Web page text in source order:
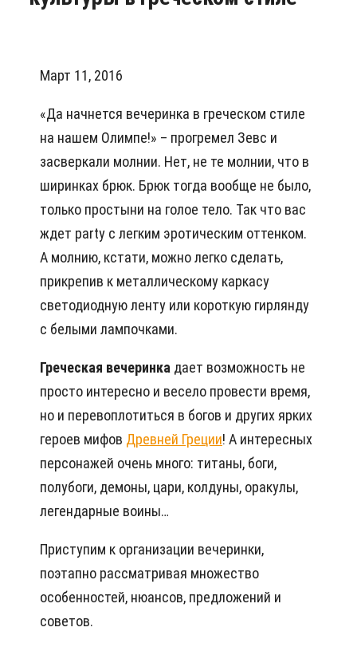
Март 11, 2016
«Да начнется вечеринка в греческом стиле
на нашем Олимпе!» – прогремел Зевс и
засверкали молнии. Нет, не те молнии, что в
ширинках брюк. Брюк тогда вообще не было,
только простыни на голое тело. Так что вас
ждет party с легким эротическим оттенком.
А молнию, кстати, можно легко сделать,
прикрепив к металлическому каркасу
светодиодную ленту или короткую гирлянду
с белыми лампочками.
Греческая вечеринка дает возможность не
просто интересно и весело провести время,
но и перевоплотиться в богов и других ярких
героев мифов Древней Греции! А интересных
персонажей очень много: титаны, боги,
полубоги, демоны, цари, колдуны, оракулы,
легендарные воины…
Приступим к организации вечеринки,
поэтапно рассматривая множество
особенностей, нюансов, предложений и
советов.